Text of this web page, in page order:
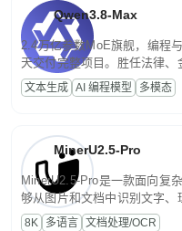
Qwen3.8-Max
2.4万亿参数MoE旗舰，编程
天交付完整项目。胜任法律
话端到端交付生产级成果。原
程，支持超长文档与长视频的
文本生成 AI 编程模型 多模态
MinerU2.5-Pro
MinerU2.5-Pro是一款面向复
够从图片和文档中识别文字
为便于存储、检索和二次处理
8K 多语言 文档处理/OCR